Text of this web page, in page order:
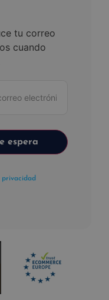
tu correo
cuando